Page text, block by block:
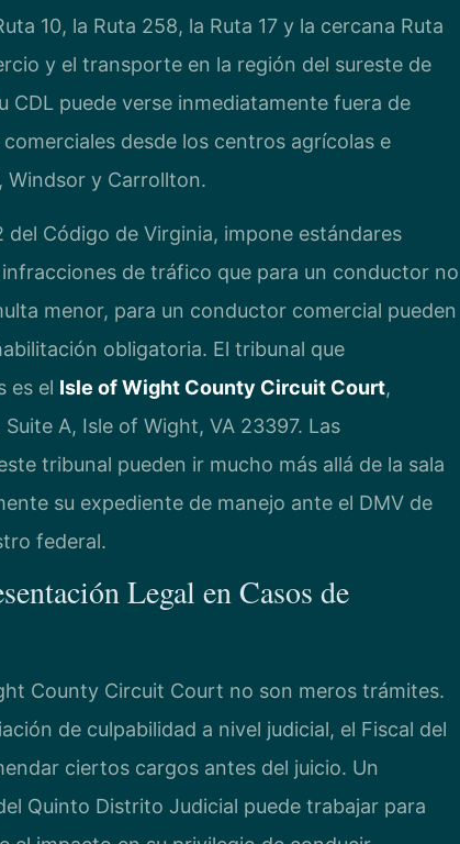
10, la Ruta 258, la Ruta 17 y la cercana Ruta
y el transporte en la región del sureste de
CDL puede verse inmediatamente fuera de
desde los centros agrícolas e
Windsor y Carrollton.
Código de Virginia, impone estándares
de tráfico que para un conductor no
menor, para un conductor comercial pueden
obligatoria. El tribunal que
es el Isle of Wight County Circuit Court,
A, Isle of Wight, VA 23397. Las
tribunal pueden ir mucho más allá de la sala
su expediente de manejo ante el DMV de
federal.
Legal en Casos de
County Circuit Court no son meros trámites.
de culpabilidad a nivel judicial, el Fiscal del
ciertos cargos antes del juicio. Un
Quinto Distrito Judicial puede trabajar para